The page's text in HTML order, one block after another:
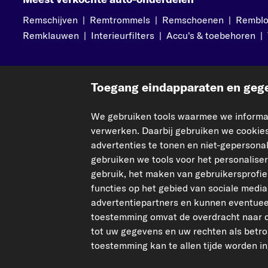
Remschijven | Remtrommels | Remschoenen |
Remklauwen | Interieurfilters | Accu's & toebehoren |
Meer van carpardoo
Affiliate programma
Help &
Betalingen
Verzenden
Retouren &
Statiegeld
Toegang eindapparaten en
We gebruiken tools waarmee we
verwerken. Daarbij gebruiken we
advertenties te tonen en niet-
gebruiken we tools voor het
gebruik, het maken van
functies op het gebied van sociale
advertentiepartners en kunnen
toestemming omvat de overdracht
tot uw gegevens en uw rechten als
toestemming kan te allen tijde worden